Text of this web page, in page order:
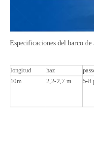
Especificaciones del barco
longitud haz
10m 2,2-2,7 m 5-8